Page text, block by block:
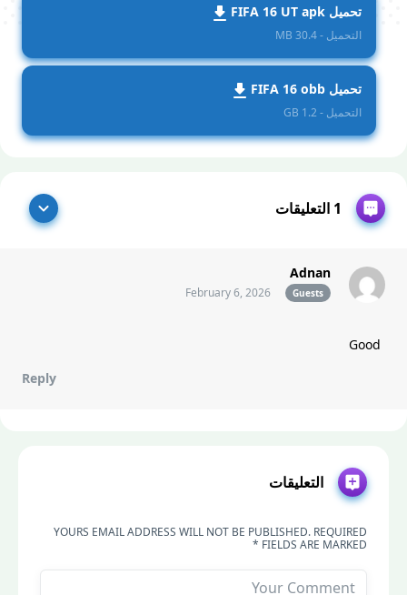
تحميل FIFA 16 UT apk
التحميل - 30.4 MB
تحميل FIFA 16 obb
التحميل - 1.2 GB
1 التعليقات
Adnan
Guests
February 6, 2026
Good
Reply
التعليقات
YOURS EMAIL ADDRESS WILL NOT BE PUBLISHED. REQUIRED
FIELDS ARE MARKED *